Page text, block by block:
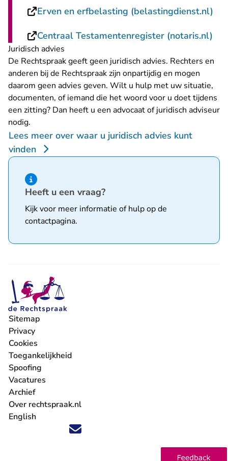
Erven en erfbelasting (belastingdienst.nl)
Centraal Testamentenregister (notaris.nl)
Juridisch advies
De Rechtspraak geeft geen juridisch advies. Rechters en
anderen bij de Rechtspraak zijn onpartijdig en mogen
daarom geen advies geven. Wilt u hulp met uw situatie,
documenten, of iemand die het woord voor u doet tijdens
een zitting? Dan heeft u een advocaat of juridisch adviseur
nodig.
Lees meer over waar u juridisch advies kunt
vinden
Hint van type informatie
Heeft u een vraag?
Kijk voor meer informatie of hulp op de
contactpagina.
Volg ons op X (Twitter) - U verlaat Rechtspraak.nl
Volg ons op Facebook - U verlaat Rechtspraak.nl
Volg ons op Instagram - U verlaat Rechtspraak.nl
Volg ons op Youtube - U verlaat Rechtspraak.nl
Volg ons op LinkedIn - U verlaat
'Blijf op de hoogte' nieuwsbrief - U verlaat
Sitemap
Privacy
Cookies
Toegankelijkheid
Spoofing
Vacatures
- U verlaat Rechtspraak.nl
Archief
Over rechtspraak.nl
English